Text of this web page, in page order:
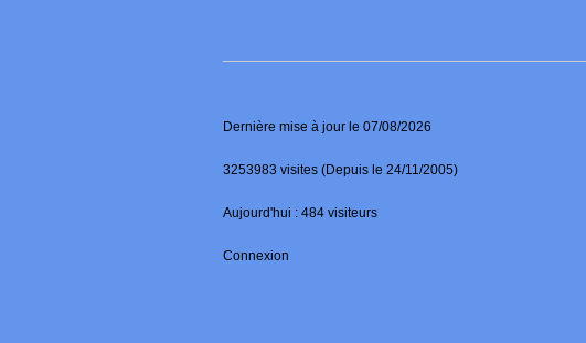
Dernière mise à jour le 07/08/2026
3253983 visites (Depuis le 24/11/2005)
Aujourd'hui : 484 visiteurs
Connexion